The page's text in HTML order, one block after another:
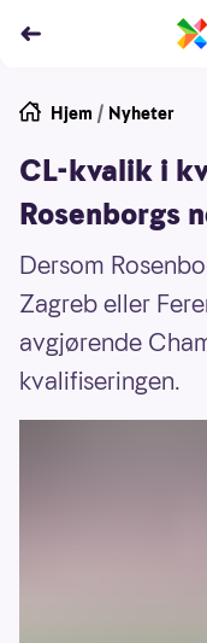
Hjem / Nyheter
CL-kvalik i
Rosenborgs
Dersom
Zagreb eller
avgjørende
kvalifiseringen.